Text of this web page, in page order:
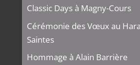
Classic Days à Magny-Cours
Cérémonie des Vœux au
Saintes
Hommage à Alain Barrière